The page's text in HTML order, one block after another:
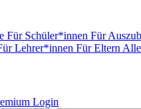
Für Schüler*innen Für
Lehrer*innen Für Eltern
Login